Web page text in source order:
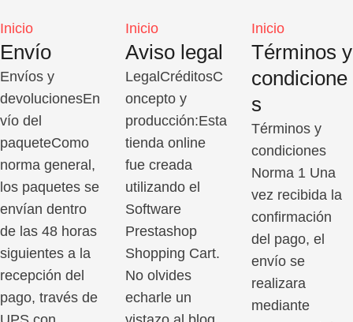
Inicio
Envío
Envíos y
devolucionesEn
vío del
paqueteComo
norma general,
los paquetes se
envían dentro
de las 48 horas
siguientes a la
recepción del
pago, través de
Inicio
Aviso legal
LegalCréditosC
oncepto y
producción:Esta
tienda online
fue creada
utilizando el
Software
Prestashop
Shopping Cart.
No olvides
echarle un
Inicio
Términos y
condicione
s
Términos y
condiciones
Norma 1 Una
vez recibida la
confirmación
del pago, el
envío se
realizara
mediante